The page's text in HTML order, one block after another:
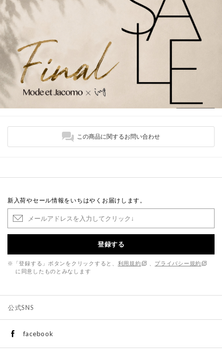
この商品に関するお問い合わせ
新入荷やセール情報をいちはやくお届けします。
登録する
※「登録する」ボタンをクリックすると、 利用規約
プライバシー規約
に同意したものとみなします
公式SNS
facebook